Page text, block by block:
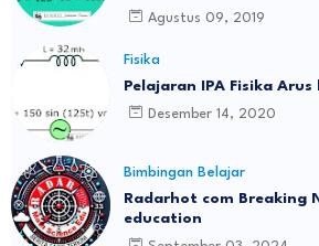
Agustus 09, 2019
Fisika
Pelajaran IPA Fisika
Desember 14, 2020
Bimbingan Belajar
Radarhot com Breaking
education